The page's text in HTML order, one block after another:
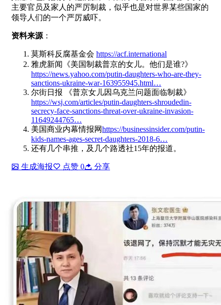
主要官员及家人的严厉制裁，似乎也是对世界某些国家的
领导人们的一个严厉威吓。
资料来源 ：
莫斯科反腐基金会 https://acf.international
雅虎新闻《美国制裁普京的女儿。他们是谁?》
https://news.yahoo.com/putin-daughters-who-are-they-
sanctions-ukraine-war-163955945.html…
尔街日报 《普京女儿因乌克兰问题面临制裁》
https://wsj.com/articles/putin-daughters-shroudedin-
secrecy-face-sanctions-threat-over-ukraine-invasion-
11649244765…
美国商业内幕情报网https://businessinsider.com/putin-
kids-names-ages-secret-daughters-2018-6…
还有几个串推，及几个路透社15年的报道。
生成海报 点赞 0 分享